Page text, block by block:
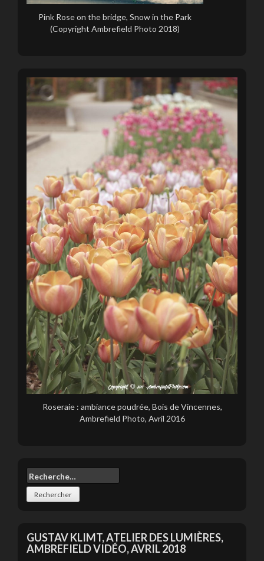
Pink Rose on the bridge, Snow in the Park
(Copyright Ambrefield Photo 2018)
Roseraie : ambiance poudrée, Bois de Vincennes,
Ambrefield Photo, Avril 2016
R
e
r
c
h
GUSTAV KLIMT, ATELIER DES LUMIÈRES,
AMBREFIELD VIDÉO, AVRIL 2018